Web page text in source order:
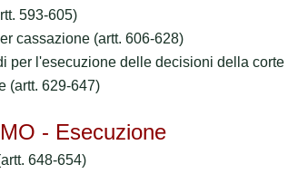
593-605)
cassazione (artt. 606-628)
per l'esecuzione delle decisioni della
(artt. 629-647)
- Esecuzione
648-654)